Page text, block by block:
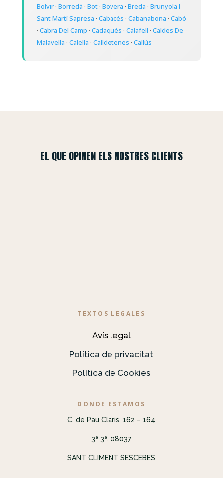
Bolvir· Borredà · Bot· Bovera · Breda · Brunyola I
Sant Martí Sapresa · Cabacés · Cabanabona · Cabó
· Cabra Del Camp · Cadaqués · Calafell · Caldes De
Malavella · Calella · Calldetenes · Callús
EL QUE OPINEN ELS NOSTRES CLIENTS
TEXTOS LEGALES
Avís legal
Política de privacitat
Política de Cookies
DONDE ESTAMOS
C. de Pau Claris, 162 – 164
3ª 3ª, 08037
SANT CLIMENT SESCEBES